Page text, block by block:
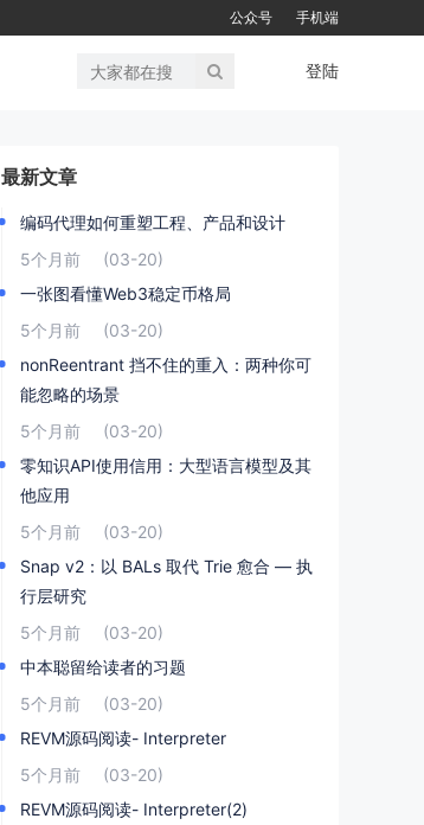
公众号 手机端
登陆
最新文章
编码代理如何重塑工程、产品和设计
5个月前
(03-20)
一张图看懂Web3稳定币格局
5个月前
(03-20)
nonReentrant 挡不住的重入：两种你可
能忽略的场景
5个月前
(03-20)
零知识API使用信用：大型语言模型及其
他应用
5个月前
(03-20)
Snap v2：以 BALs 取代 Trie 愈合 — 执
行层研究
5个月前
(03-20)
中本聪留给读者的习题
5个月前
(03-20)
REVM源码阅读- Interpreter
5个月前
(03-20)
REVM源码阅读- Interpreter(2)